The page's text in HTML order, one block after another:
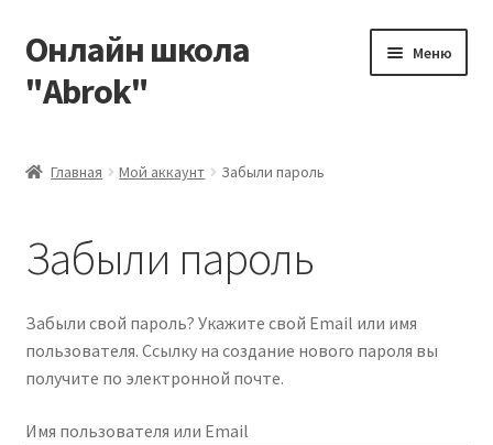
Перейти
к
навигации
Перейти
к
содержимому
Онлайн школа
"Abrok"
Меню
Корзина
Мой аккаунт
О нас
Оформление заказа
Главная Мой аккаунт Забыли пароль
Забыли пароль
Забыли свой пароль? Укажите свой Email или имя
пользователя. Ссылку на создание нового пароля вы
получите по электронной почте.
Имя пользователя или Email